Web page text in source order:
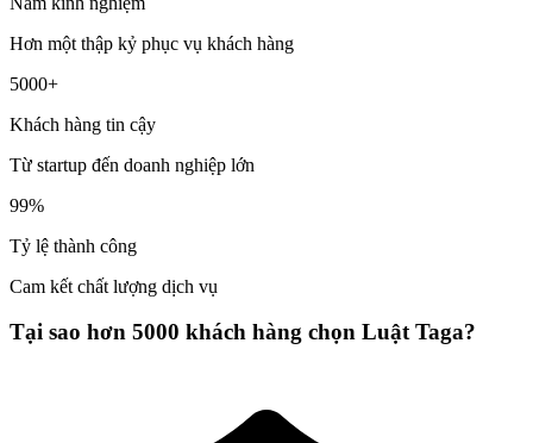
Hơn một thập kỷ phục vụ khách hàng
5000+
Khách hàng tin cậy
Từ startup đến doanh nghiệp lớn
99%
Tỷ lệ thành công
Cam kết chất lượng dịch vụ
Tại sao hơn 5000 khách hàng chọn Luật Taga?